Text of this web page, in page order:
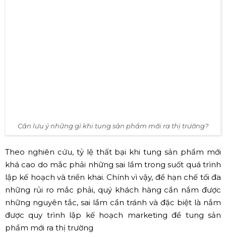
Cần lưu ý những gì khi tung sản phẩm mới ra thị trường?
Theo nghiên cứu, tỷ lệ thất bại khi tung sản phẩm mới
khá cao do mắc phải những sai lầm trong suốt quá trình